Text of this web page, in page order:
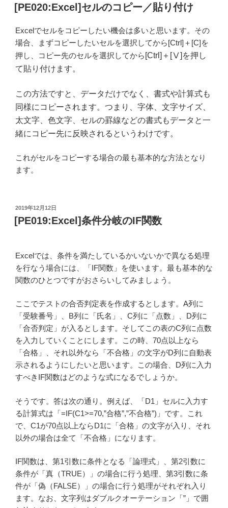
稿
日:
[PE020:Excel]セルのコピー／貼り付け
Excelでセルをコピーしたい機会は多いと思います。その
場合、まずコピーしたいセルを選択してから[Ctrl]＋[C]を
押し、コピー先のセルを選択してから [Ctrl]＋[Ⅴ]を押し
て貼り付けます。
この方法ですと、データだけでなく、書式や計算式も
同様にコピーされます。つまり、字体、文字サイズ、
太文字、色文字、セルの罫線などの書式もデータと一
緒にコピー先に反映されるというわけです。
これがセルをコピーする場合の最も基本的な方法となり
ます。
投
稿
日:
2019年12月12日
[PE019:Excel]条件分岐のIF関数
Excelでは、条件を満たしているかいないかで異なる処理
を行なう場合には、「IF関数」を使います。最も基本的な
関数のひとつですがおさらいしてみましょう。
ここでテストの合否判定表を作成するとします。A列に
「受験番号」、B列に「氏名」、C列に「点数」、D列に
「合否判定」が入るとします。そしてこの表のC列に点数
を入力していくことにします。この時、70点以上なら
「合格」、それ以外なら「不合格」の文字がD列に自動表
示されるようにしたいと思います。この場合、D列に入力
すべきIF関数はどのような式になるでしょうか。
そうです。答は次の通り。例えば、「D1」セルに入力す
る計算式は「=IF(C1>=70,”合格”,”不合格”)」です。これ
で、C1が70点以上ならD1に「合格」の文字が入り、それ
以外の場合は全て「不合格」になります。
IF関数は、第1引数に条件となる「論理式」、第2引数に
条件が「真（TRUE）」の場合に行う処理、第3引数に条
件が「偽（FALSE）」の場合に行う処理がそれぞれ入り
ます。なお、文字列はダブルクオーテーション「”」で囲